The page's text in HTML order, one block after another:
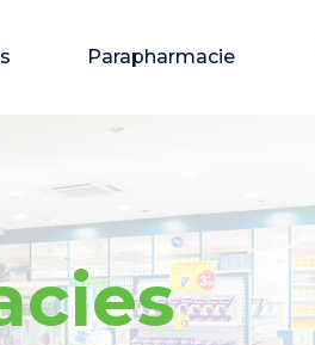
Parapharmacie